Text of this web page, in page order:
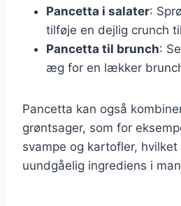
Pancetta i salater:
tilføje en dejlig crunch
Pancetta til brunch:
æg for en lækker
Pancetta kan også
grøntsager, som for
svampe og kartofler,
uundgåelig ingrediens i